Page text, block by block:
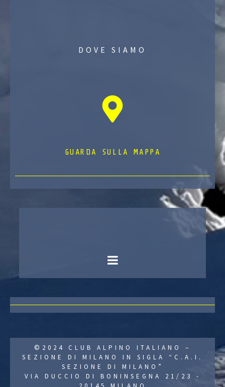
DOVE SIAMO
GUARDA SULLA MAPPA
©2024 CLUB ALPINO ITALIANO –
SEZIONE DI MILANO IN SIGLA “C.A.I.
SEZIONE DI MILANO”
VIA DUCCIO DI BONINSEGNA 21/23 -